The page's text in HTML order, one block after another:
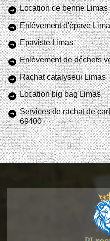
Location de benne Limas
Enlèvement d'épave
Epaviste Limas
Enlèvement de déchets
Rachat catalyseur Limas
Location big bag Limas
Services de rachat de
69400